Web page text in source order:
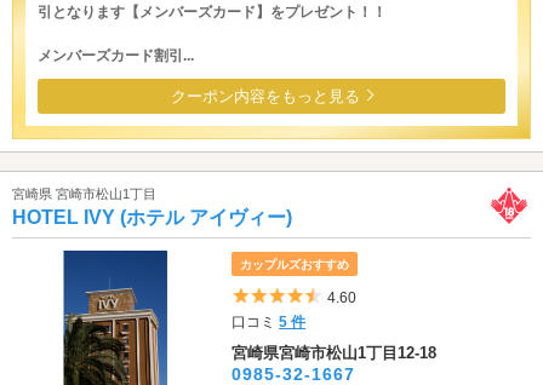
引となります【メンバーズカード】をプレゼント！！
メンバーズカード割引...
クーポン内容をもっと見る
宮崎県 宮崎市松山1丁目
HOTEL IVY (ホテル アイヴィー)
カップルズおすすめ
5つ星のうち4.5
4.60
口コミ5 件
宮崎県宮崎市松山1丁目12-18
0985-32-1667